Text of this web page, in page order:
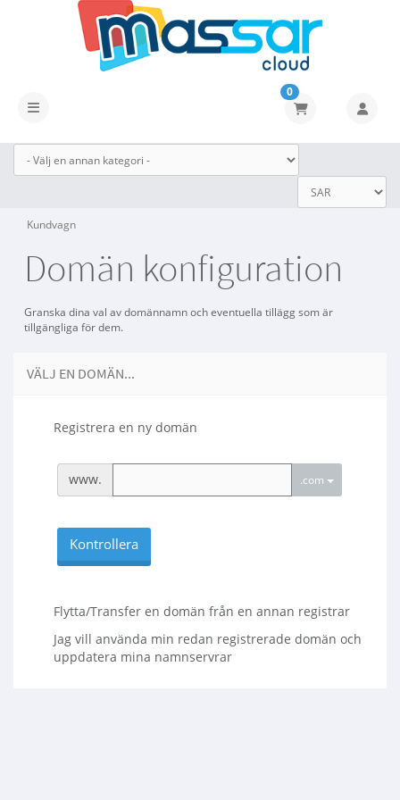
Växla navigering
0
Kundvagn
Domän konfiguration
Granska dina val av domännamn och eventuella tillägg som är
tillgängliga för dem.
VÄLJ EN DOMÄN...
Registrera en ny domän
www. .com
Kontrollera
Flytta/Transfer en domän från en annan registrar
Jag vill använda min redan registrerade domän och
uppdatera mina namnservrar